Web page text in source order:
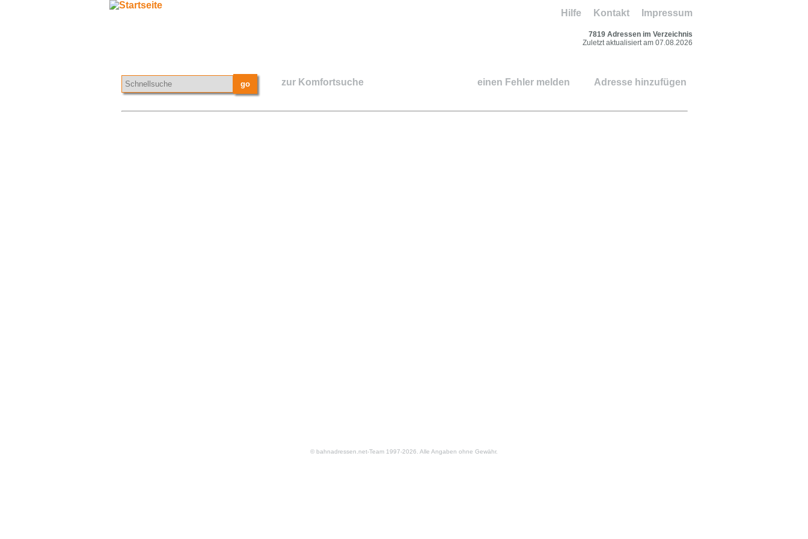
Impressum
Kontakt
Hilfe
7819 Adressen im Verzeichnis
Zuletzt aktualisiert am 07.08.2026
einen Fehler melden Adresse hinzufügen
zur Komfortsuche
© bahnadressen.net-Team 1997-2026. Alle Angaben ohne Gewähr.